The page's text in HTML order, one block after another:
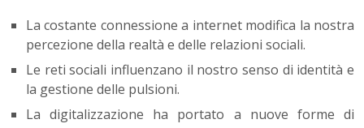
La costante connessione a internet modifica la nostra
percezione della realtà e delle relazioni sociali.
Le reti sociali influenzano il nostro senso di identità e
la gestione delle pulsioni.
La digitalizzazione ha portato a nuove forme di